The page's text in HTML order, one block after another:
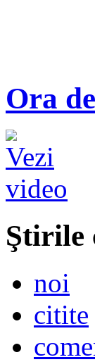
Ora
Ştirile
noi
citite